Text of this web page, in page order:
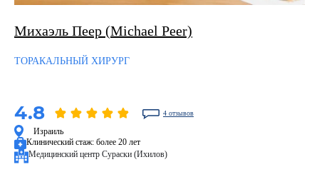
Михаэль Пеер (Michael Peer)
ТОРАКАЛЬНЫЙ ХИРУРГ
4.8 4 отзывов
Израиль
Клинический стаж: более 20 лет
Медицинский центр Сураски (Ихилов)